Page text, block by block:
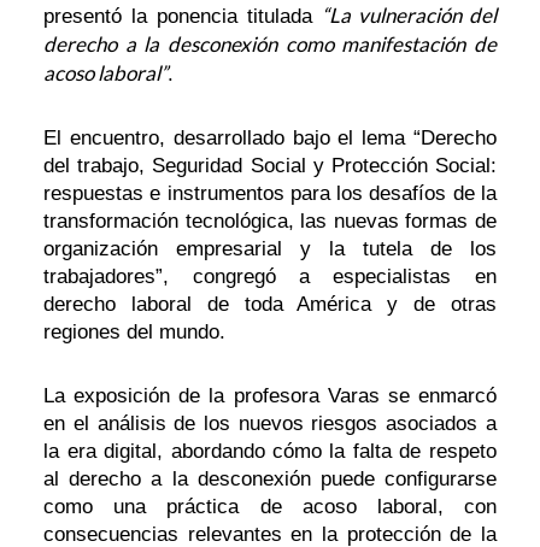
presentó la ponencia titulada “La vulneración del
derecho a la desconexión como manifestación de
acoso laboral”.
El encuentro, desarrollado bajo el lema “Derecho
del trabajo, Seguridad Social y Protección Social:
respuestas e instrumentos para los desafíos de la
transformación tecnológica, las nuevas formas de
organización empresarial y la tutela de los
trabajadores”, congregó a especialistas en
derecho laboral de toda América y de otras
regiones del mundo.
La exposición de la profesora Varas se enmarcó
en el análisis de los nuevos riesgos asociados a
la era digital, abordando cómo la falta de respeto
al derecho a la desconexión puede configurarse
como una práctica de acoso laboral, con
consecuencias relevantes en la protección de la